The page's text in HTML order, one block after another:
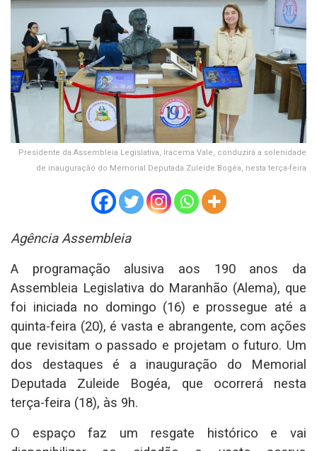
Presidente da Assembleia Legislativa, Iracema Vale, conduzirá a solenidade
de inauguração do Memorial Deputada Zuleide Bogéa, nesta terça-feira
Agência Assembleia
A programação alusiva aos 190 anos da
Assembleia Legislativa do Maranhão (Alema), que
foi iniciada no domingo (16) e prossegue até a
quinta-feira (20), é vasta e abrangente, com ações
que revisitam o passado e projetam o futuro. Um
dos destaques é a inauguração do Memorial
Deputada Zuleide Bogéa, que ocorrerá nesta
terça-feira (18), às 9h.
O espaço faz um resgate histórico e vai